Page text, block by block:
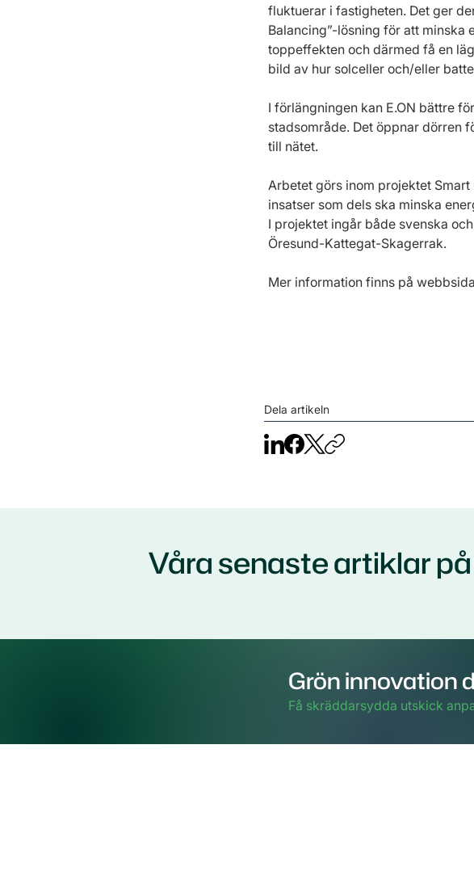
fluktuerar i fastigheten. Det ger
Balancing”-lösning för att minska
toppeffekten och därmed få en
bild av hur solceller och/eller
I förlängningen kan E.ON bättre
stadsområde. Det öppnar dörren
till nätet.
Arbetet görs inom projektet
insatser som dels ska minska
I projektet ingår både svenska
Öresund-Kattegat-Skagerrak.
Mer information finns på
Dela artikeln
Våra senaste artiklar
Grön innovation
Få skräddarsydda utskick